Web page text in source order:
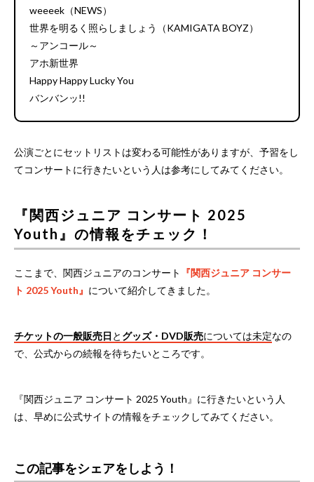
weeeek（NEWS）
世界を明るく照らしましょう（KAMIGATA BOYZ）
～アンコール～
アホ新世界
Happy Happy Lucky You
バンバンッ!!
公演ごとにセットリストは変わる可能性がありますが、予習をし
てコンサートに行きたいという人は参考にしてみてください。
『関西ジュニア コンサート 2025
Youth』の情報をチェック！
ここまで、関西ジュニアのコンサート
『関西ジュニア コンサー
ト 2025 Youth』 について紹介してきました。
チケットの一般販売日 と グッズ・DVD販売については未定なの
で、公式からの続報を待ちたいところです。
『関西ジュニア コンサート 2025 Youth』に行きたいという人
は、早めに公式サイトの情報をチェックしてみてください。
この記事をシェアをしよう！